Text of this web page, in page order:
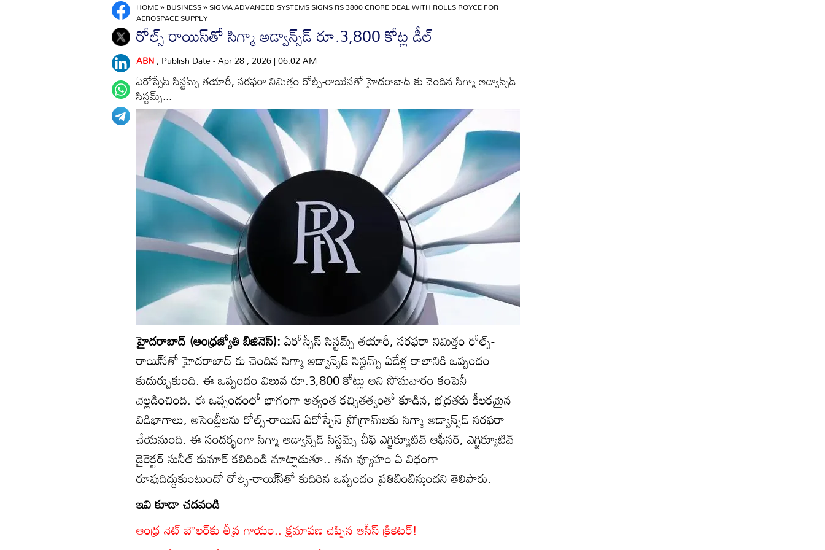
HOME»BUSINESS»SIGMA ADVANCED SYSTEMS SIGNS RS 3800 CRORE DEAL WITH ROLLS ROYCE FOR
AEROSPACE SUPPLY
రోల్స్‌ రాయిస్‌తో సిగ్మా అడ్వాన్స్‌డ్‌ రూ.3,800 కోట్ల డీల్‌
ABN, Publish Date - Apr 28 , 2026 | 06:02 AM
ఏరోస్పేస్‌ సిస్టమ్స్‌ తయారీ, సరఫరా నిమిత్తం రోల్స్‌-రాయి్‌సతో హైదరాబాద్‌ కు చెందిన సిగ్మా అడ్వాన్స్‌డ్‌
సిస్టమ్స్‌...
హైదరాబాద్‌ (ఆంధ్రజ్యోతి బిజినెస్‌):ఏరోస్పేస్‌ సిస్టమ్స్‌ తయారీ, సరఫరా నిమిత్తం రోల్స్‌-
రాయి్‌సతో హైదరాబాద్‌ కు చెందిన సిగ్మా అడ్వాన్స్‌డ్‌ సిస్టమ్స్‌ ఏడేళ్ల కాలానికి ఒప్పందం
కుదుర్చుకుంది. ఈ ఒప్పందం విలువ రూ.3,800 కోట్లు అని సోమవారం కంపెనీ
వెల్లడించింది. ఈ ఒప్పందంలో భాగంగా అత్యంత కచ్చితత్వంతో కూడిన, భద్రతకు కీలకమైన
విడిభాగాలు, అసెంబ్లీలను రోల్స్‌-రాయిస్‌ ఏరోస్పేస్‌ ప్రోగ్రామ్‌లకు సిగ్మా అడ్వాన్స్‌డ్‌ సరఫరా
చేయనుంది. ఈ సందర్భంగా సిగ్మా అడ్వాన్స్‌డ్‌ సిస్టమ్స్‌ చీఫ్‌ ఎగ్జిక్యూటివ్‌ ఆఫీసర్‌, ఎగ్జిక్యూటివ్‌
డైరెక్టర్‌ సునీల్‌ కుమార్‌ కలిదిండి మాట్లాడుతూ.. తమ వ్యూహం ఏ విధంగా
రూపుదిద్దుకుంటుందో రోల్స్‌-రాయి్‌సతో కుదిరిన ఒప్పందం ప్రతిబింబిస్తుందని తెలిపారు.
ఇవి కూడా చదవండి
ఆంధ్ర నెట్‌ బౌలర్‌కు తీవ్ర గాయం.. క్షమాపణ చెప్పిన ఆసీస్ క్రికెటర్!